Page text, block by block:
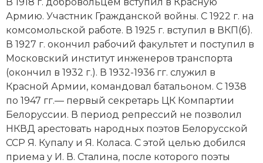
История, философия, теория и методология
исторического знания
Итория международных отношений
Латинская Америка
Новая история
Новейшая история
Нумизматика
Армию. Участник Гражданской войны. С 1922 г. на
комсомольской работе. В 1925 г. вступил в ВКП(б).
В 1927 г. окончил рабочий факультет и поступил в
Московский институт инженеров транспорта
(окончил в 1932 г.). В 1932-1936 гг. служил в
Красной Армии, командовал батальоном. С 1938
по 1947 гг.— первый секретарь ЦК Компартии
Белоруссии. В период репрессий не позволил
НКВД арестовать народных поэтов Белорусской
ССР Я. Купалу и Я. Коласа. С этой целью добился
приема у И. В. Сталина, после которого поэты